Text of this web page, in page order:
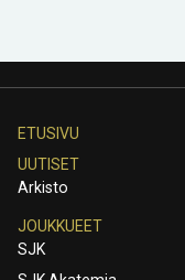
ETUSIVU
UUTISET
Arkisto
JOUKKUEET
SJK